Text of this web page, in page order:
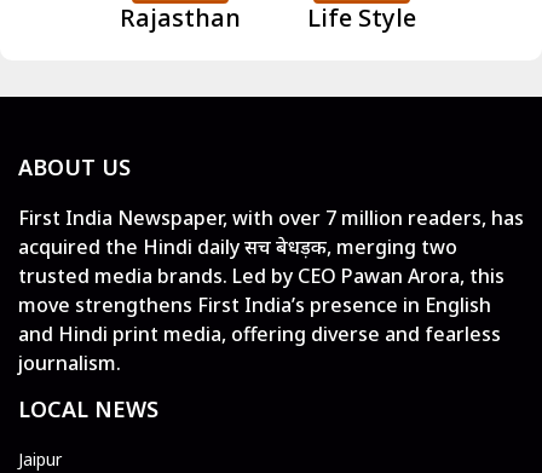
Rajasthan Life Style
ABOUT US
First India Newspaper, with over 7 million readers, has
acquired the Hindi daily सच बेधड़क, merging two
trusted media brands. Led by CEO Pawan Arora, this
move strengthens First India’s presence in English
and Hindi print media, offering diverse and fearless
journalism.
LOCAL NEWS
Jaipur